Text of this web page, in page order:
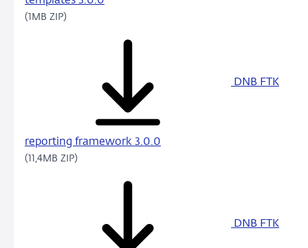
(1MB ZIP)
DNB FTK
reporting framework 3.0.0
(11,4MB ZIP)
DNB FTK